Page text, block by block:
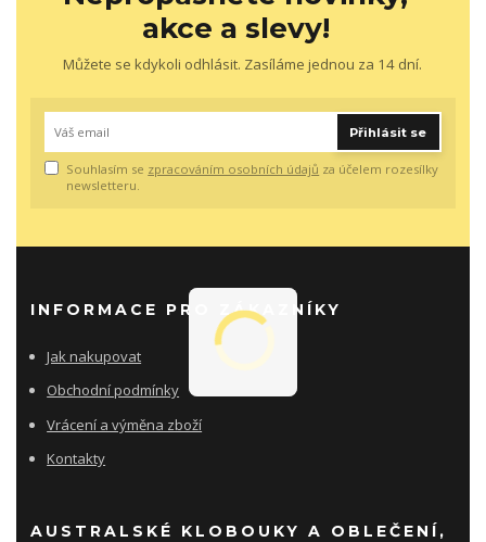
akce a slevy!
Můžete se kdykoli odhlásit. Zasíláme jednou za 14 dní.
Přihlásit se
Souhlasím se zpracováním osobních údajů za účelem rozesílky
newsletteru.
INFORMACE PRO ZÁKAZNÍKY
Jak nakupovat
Obchodní podmínky
Vrácení a výměna zboží
Kontakty
AUSTRALSKÉ KLOBOUKY A OBLEČENÍ,